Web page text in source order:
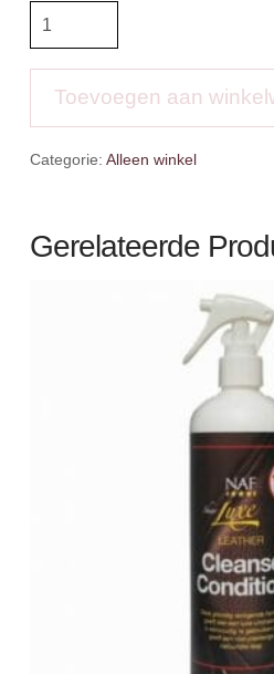
SeatToevoegen aan
Categorie: Alleen winkel
Gerelateerde